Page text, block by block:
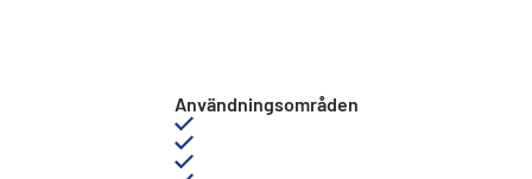
Användningsområden